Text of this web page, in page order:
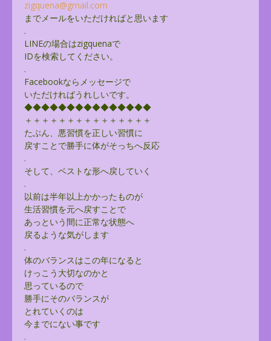
zigquena@gmail.com
までメールをいただければと思います
.
LINEの場合はzigquenaで
IDを検索してください。
.
Facebookならメッセージで
いただければうれしいです。
◆◆◆◆◆◆◆◆◆◆◆◆◆◆◆
＋＋＋＋＋＋＋＋＋＋＋＋＋＋＋
たぶん、悪習慣を正しい習慣に
戻すことで勝手に体がそっちへ反応
.
そして、ベストな形へ戻していく
.
以前は半年以上かかったものが
生活習慣を元へ戻すことで
あっという間に正常な状態へ
戻るような気がします
.
体のバランスはこの年になると
けっこう大切なのかと
思っているので
勝手にそのバランスが
とれていくのは
今までにない事です
.